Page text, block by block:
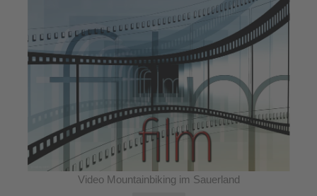
Moeilijkheidsgraad: Gemakkelijk | Afstand: 24,7
km | Duur: 1:40 u | Stijging: 169 m | Afdaling: 168
m
Video Mountainbiking im Sauerland